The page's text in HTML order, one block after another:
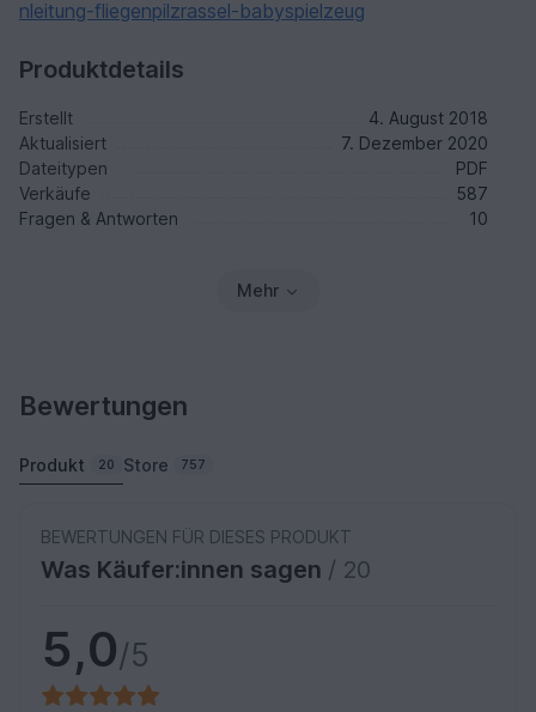
nleitung-fliegenpilzrassel-babyspielzeug
Produktdetails
Erstellt
4. August 2018
Aktualisiert
7. Dezember 2020
Dateitypen
PDF
Verkäufe
587
Fragen & Antworten
10
Mehr
Bewertungen
Produkt 20 Store 757
BEWERTUNGEN FÜR DIESES PRODUKT
Was Käufer:innen sagen / 20
5,0/5